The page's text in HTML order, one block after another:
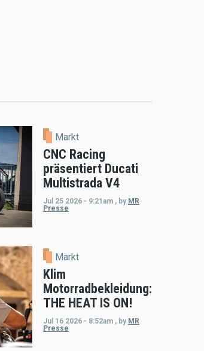
Markt
CNC Racing
präsentiert Ducati
Multistrada V4
Jul 25 2026 - 9:21am , by MR
Presse
Markt
Klim
Motorradbekleidung:
THE HEAT IS ON!
Jul 16 2026 - 8:52am , by MR
Presse